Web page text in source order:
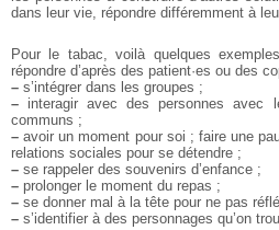
dans leur vie, répondre différemment à
Pour le tabac, voilà quelques
répondre d’après des patient·es ou des
– s’intégrer dans les groupes ;
– interagir avec des personnes avec
communs ;
– avoir un moment pour soi ; faire une
relations sociales pour se détendre ;
– se rappeler des souvenirs d’enfance ;
– prolonger le moment du repas ;
– se donner mal à la tête pour ne pas
– s’identifier à des personnages qu’on